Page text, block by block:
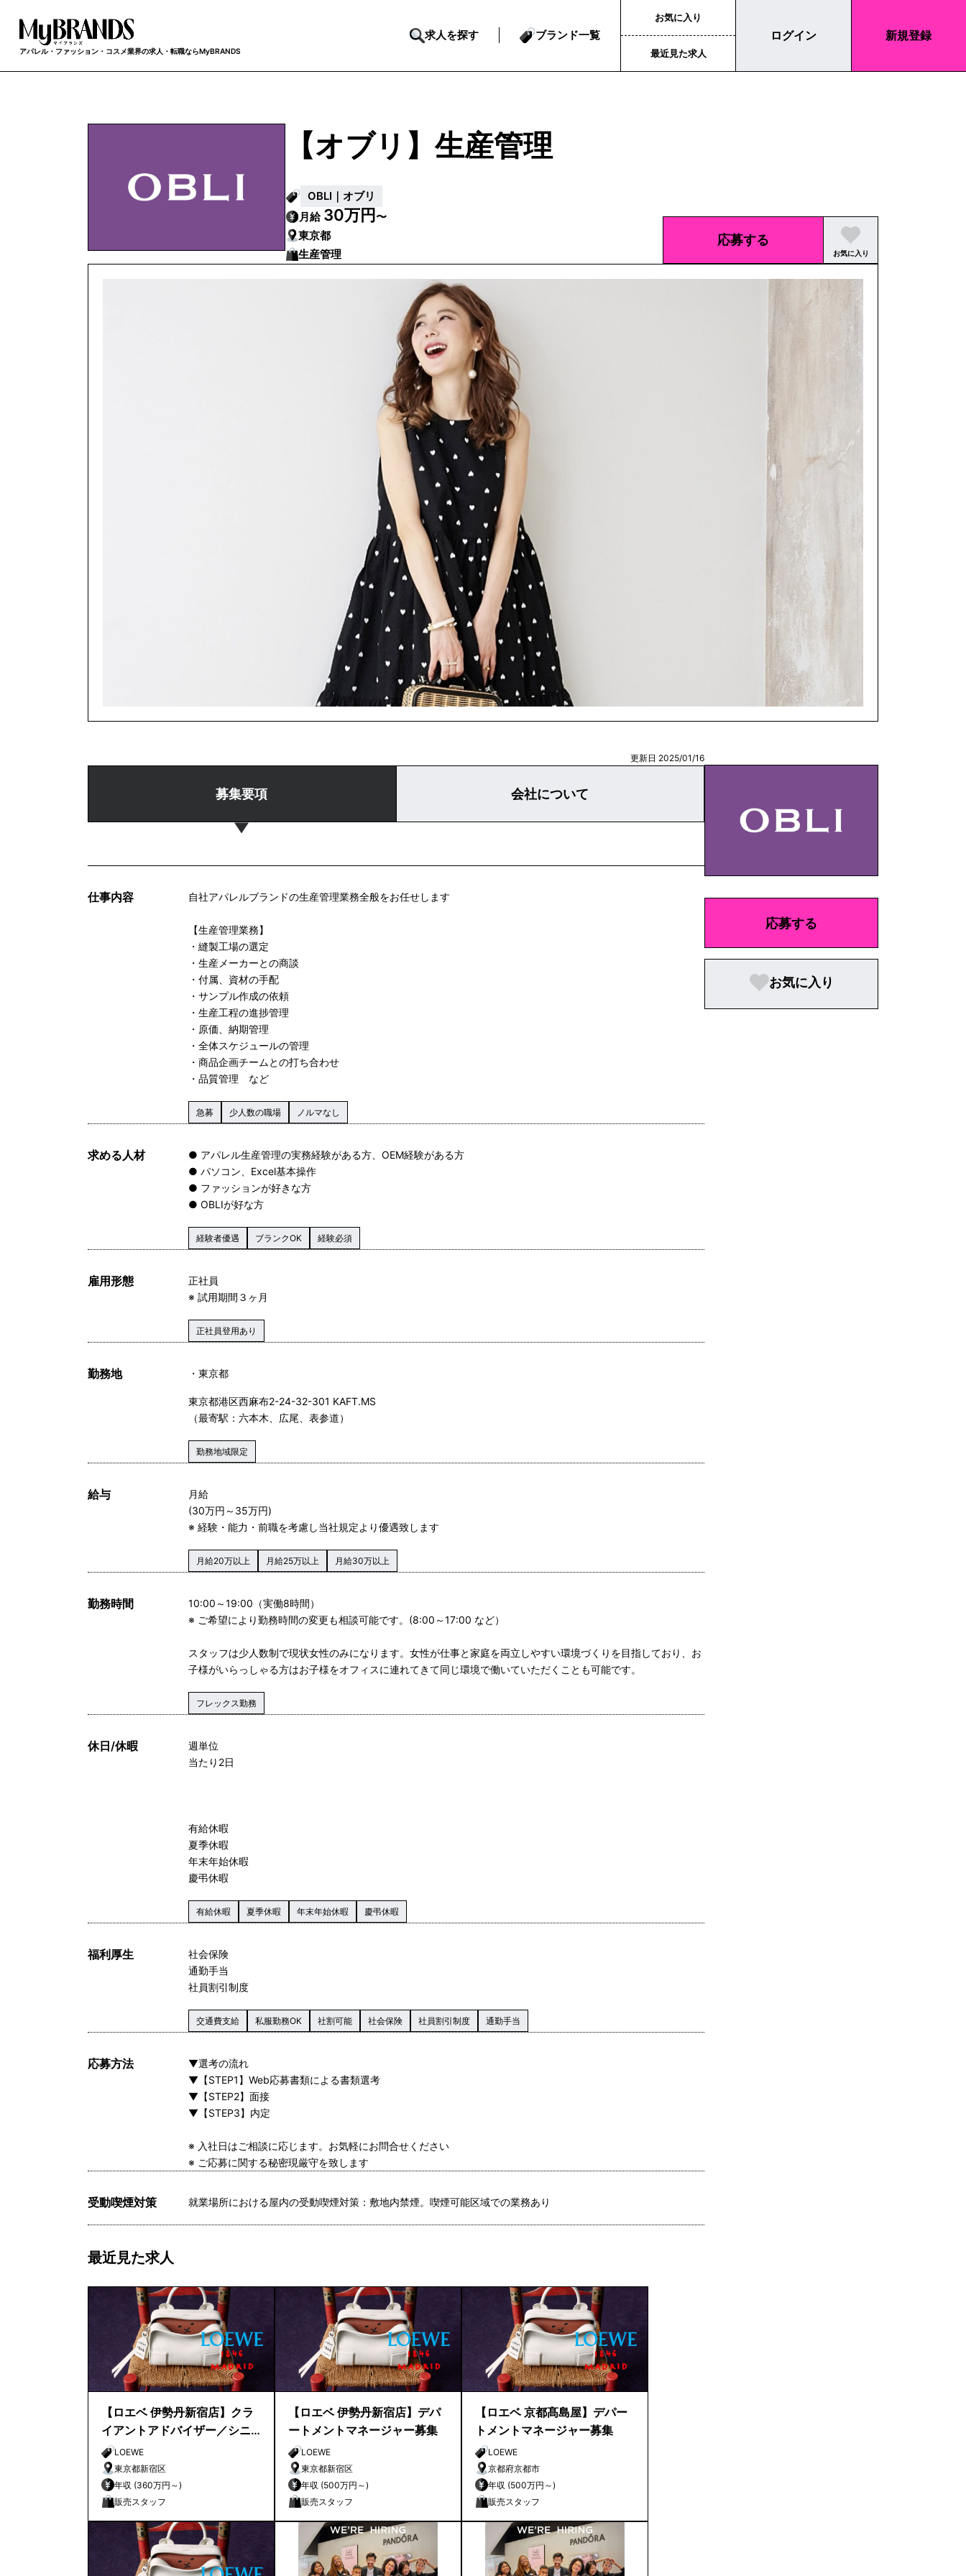
アパレル・ファッション・コスメ業界の求人・転職ならMyBRANDS
求人を探す ブランド一覧
お気に入り
最近見た求人
ログイン 新規登録
【オブリ】生産管理
OBLI｜オブリ
月給 30万円〜
東京都
生産管理
応募する
お気に入り
更新日 2025/01/16
募集要項 会社について
仕事内容 自社アパレルブランドの生産管理業務全般をお任せします
【生産管理業務】
・縫製工場の選定
・生産メーカーとの商談
・付属、資材の手配
・サンプル作成の依頼
・生産工程の進捗管理
・原価、納期管理
・全体スケジュールの管理
・商品企画チームとの打ち合わせ
・品質管理 など
急募 少人数の職場 ノルマなし
求める人材
● アパレル生産管理の実務経験がある方、OEM経験がある方
● パソコン、Excel基本操作
● ファッションが好きな方
● OBLIが好な方
経験者優遇 ブランクOK 経験必須
雇用形態
正社員
※ 試用期間３ヶ月
正社員登用あり
勤務地 東京都
東京都港区西麻布2-24-32-301 KAFT.MS
（最寄駅：六本木、広尾、表参道）
勤務地域限定
給与
月給
(30万円～35万円)
※ 経験・能力・前職を考慮し当社規定より優遇致します
月給20万以上 月給25万以上 月給30万以上
勤務時間
10:00～19:00（実働8時間）
※ ご希望により勤務時間の変更も相談可能です。(8:00～17:00 など）
スタッフは少人数制で現状女性のみになります。女性が仕事と家庭を両立しやすい環境づくりを目指しており、お
子様がいらっしゃる方はお子様をオフィスに連れてきて同じ環境で働いていただくことも可能です。
フレックス勤務
休日/休暇
週単位
当たり2日
有給休暇
夏季休暇
年末年始休暇
慶弔休暇
有給休暇 夏季休暇 年末年始休暇 慶弔休暇
福利厚生
社会保険
通勤手当
社員割引制度
交通費支給 私服勤務OK 社割可能 社会保険 社員割引制度 通勤手当
応募方法
▼選考の流れ
▼【STEP1】Web応募書類による書類選考
▼【STEP2】面接
▼【STEP3】内定
※ 入社日はご相談に応じます。お気軽にお問合せください
※ ご応募に関する秘密現厳守を致します
受動喫煙対策 就業場所における屋内の受動喫煙対策：敷地内禁煙。喫煙可能区域での業務あり
最近見た求人
【ロエベ 伊勢丹新宿店】クラ
イアントアドバイザー／シニ
アクライアントアドバイザー
募集
LOEWE
東京都新宿区
年収 (360万円～)
販売スタッフ
【ロエベ 伊勢丹新宿店】デパ
ートメントマネージャー募集
LOEWE
東京都新宿区
年収 (500万円～)
販売スタッフ
【ロエベ 京都髙島屋】デパー
トメントマネージャー募集
LOEWE
京都府京都市
年収 (500万円～)
販売スタッフ
応募する
お気に入り